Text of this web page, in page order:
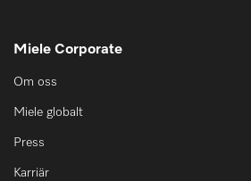
Miele Corporate
Om oss
Miele globalt
Press
Karriär